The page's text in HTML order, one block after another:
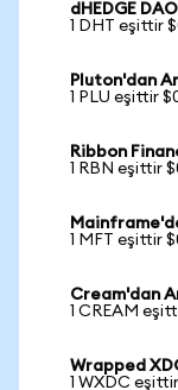
dHEDGE
1 DHT eşittir
Pluton'dan
1 PLU eşittir
Ribbon
1 RBN eşittir
1 MFT eşittir
Cream'dan
1 CREAM
Wrapped
1 WXDC